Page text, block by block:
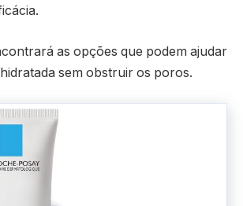
as opções que podem ajudar
sem obstruir os poros.